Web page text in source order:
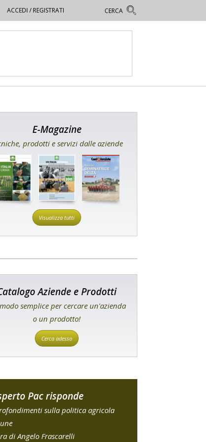
ACCEDI / REGISTRATI
E-Magazine
prodotti e servizi dalle aziende
Visualizza tutti
Aziende e Prodotti
semplice per cercare un'azienda
o un prodotto!
Cerca adesso
Pac risponde
sulla politica agricola
di Angelo Frascarelli